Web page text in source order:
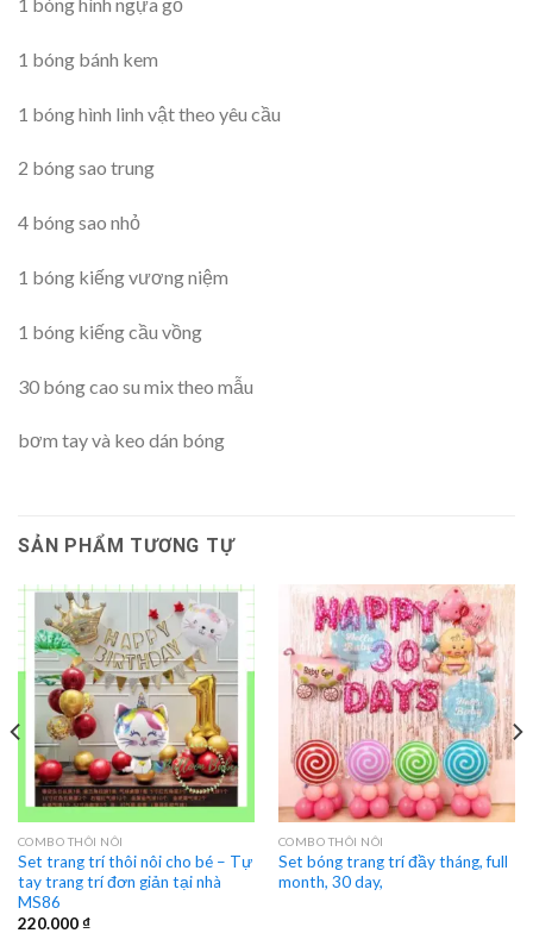
1 bóng bánh kem
1 bóng hình linh vật theo yêu cầu
2 bóng sao trung
4 bóng sao nhỏ
1 bóng kiếng vương niệm
1 bóng kiếng cầu vồng
30 bóng cao su mix theo mẫu
bơm tay và keo dán bóng
SẢN PHẨM TƯƠNG TỰ
COMBO THÔI NÔI
Set trang trí thôi nôi cho bé – Tự
tay trang trí đơn giản tại nhà
MS86
220.000₫
COMBO THÔI NÔI
Set bóng trang trí đầy tháng, full
month, 30 day,